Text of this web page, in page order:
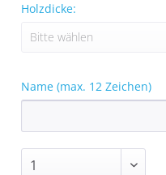
Holzdicke:
Name (max. 12 Zeichen)